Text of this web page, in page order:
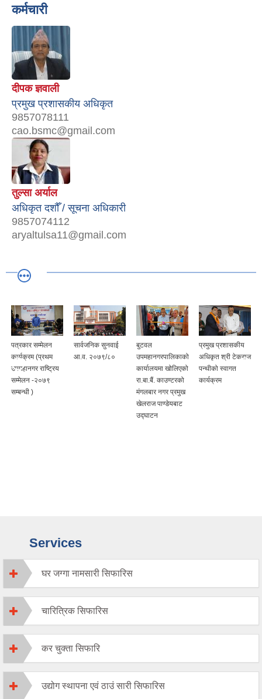
कर्मचारी
दीपक ज्ञवाली
प्रमुख प्रशासकीय अधिकृत
9857078111
cao.bsmc@gmail.com
तुल्सा अर्याल
अधिकृत दशौँ / सूचना अधिकारी
9857074112
aryaltulsa11@gmail.com
पत्रकार सम्मेलन
कार्यक्रम (प्रथम
उपमहानगर राष्ट्रिय
सम्मेलन -२०७९
सम्बन्धी )
सार्वजनिक सुनवाई
आ.व. २०७९/८०
बुटवल
उपमहानगरपालिकाको
कार्यालयमा खोलिएको
रा.बा.बैं. काउण्टरको
मंगलबार नगर प्रमुख
खेलराज पाण्डेयबाट
उद्घाटन
प्रमुख प्रशासकीय
अधिकृत श्री टेकराज
पन्थीको स्वागत
कार्यक्रम
Services
घर जग्गा नामसारी सिफारिस
चारित्रिक सिफारिस
कर चुक्ता सिफारि
उद्योग स्थापना एवं ठाउं सारी सिफारिस